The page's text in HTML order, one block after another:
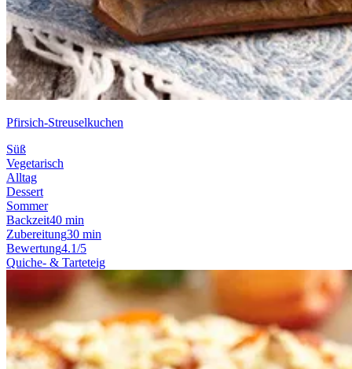
Pfirsich-Streuselkuchen
Süß
Vegetarisch
Alltag
Dessert
Sommer
Backzeit40 min
Zubereitung30 min
Bewertung4.1/5
Quiche- & Tarteteig